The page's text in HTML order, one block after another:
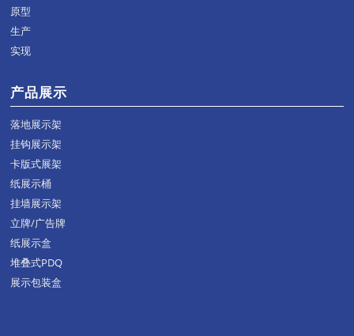
原型
生产
实现
产品展示
落地展示架
挂钩展示架
卡版式展架
纸展示桶
挂墙展示架
立牌/广告牌
纸展示盒
堆叠式PDQ
展示包装盒